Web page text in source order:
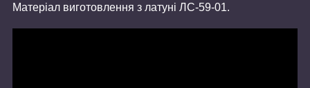
Матеріал виготовлення з латуні ЛС-59-01.